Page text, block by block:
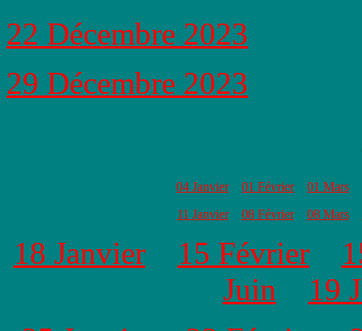
22 Décembre 2023
29 Décembre 2023
04 Janvier 01 Février
01 Mars
11 Janvier
08 Février 08 Mars
18 Janvier 15 Février
Juin
19